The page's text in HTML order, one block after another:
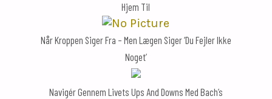
Hjem Til
Når Kroppen Siger Fra – Men Lægen Siger ‘du Fejler Ikke
Noget’
Navigér Gennem Livets Ups And Downs Med Bach’s